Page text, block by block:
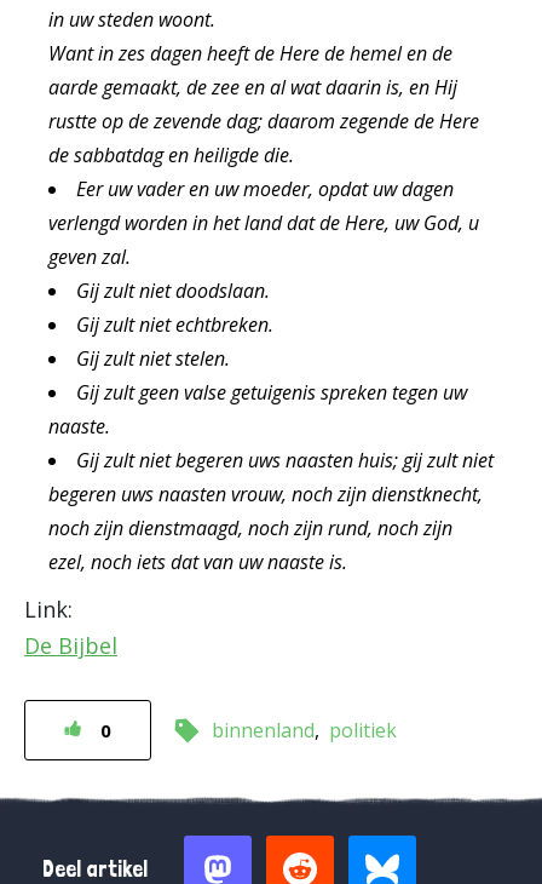
in uw steden woont.
Want in zes dagen heeft de Here de hemel en de
aarde gemaakt, de zee en al wat daarin is, en Hij
rustte op de zevende dag; daarom zegende de Here
de sabbatdag en heiligde die.
Eer uw vader en uw moeder, opdat uw dagen
verlengd worden in het land dat de Here, uw God, u
geven zal.
Gij zult niet doodslaan.
Gij zult niet echtbreken.
Gij zult niet stelen.
Gij zult geen valse getuigenis spreken tegen uw
naaste.
Gij zult niet begeren uws naasten huis; gij zult niet
begeren uws naasten vrouw, noch zijn dienstknecht,
noch zijn dienstmaagd, noch zijn rund, noch zijn
ezel, noch iets dat van uw naaste is.
Link:
De Bijbel
0 binnenland politiek
Deel artikel